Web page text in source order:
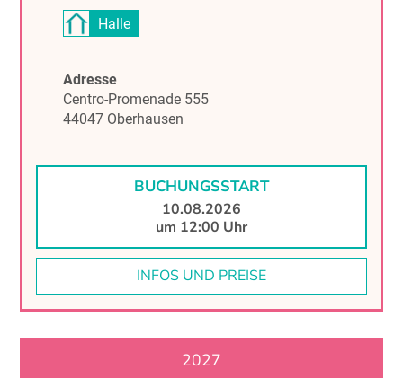
Halle
Adresse
Centro-Promenade 555
44047 Oberhausen
BUCHUNGSSTART
10.08.2026
um 12:00 Uhr
INFOS UND PREISE
2027